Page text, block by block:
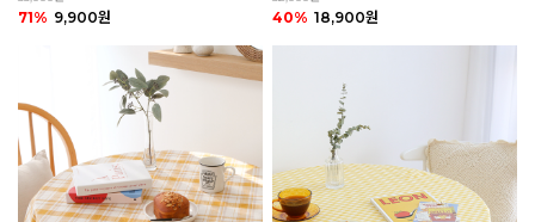
71% 9,900원 40% 18,900원